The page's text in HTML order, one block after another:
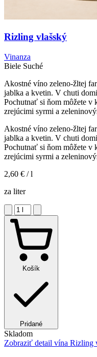
Rizling vlašský
Vinanza
Biele Suché
Akostné víno zeleno-žltej
jablka a kvetin. V chuti
Pochutnať si ňom môžete v
zrejúcimi syrmi a
Akostné víno zeleno-žltej
jablka a kvetin. V chuti
Pochutnať si ňom môžete v
zrejúcimi syrmi a
2,60 € / l
za liter
Košík
Pridané
Skladom
Zobraziť detail vína Rizling